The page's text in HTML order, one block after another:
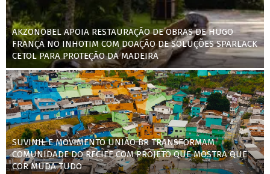
AKZONOBEL APOIA RESTAURAÇÃO DE OBRAS DE HUGO
FRANÇA NO INHOTIM COM DOAÇÃO DE SOLUÇÕES SPARLACK
CETOL PARA PROTEÇÃO DA MADEIRA
SUVINIL E MOVIMENTO UNIÃO BR TRANSFORMAM
COMUNIDADE DO RECIFE COM PROJETO QUE MOSTRA QUE
COR MUDA TUDO